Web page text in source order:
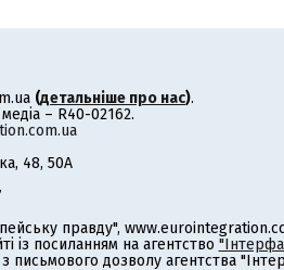
(детальніше про нас).
– R40-02162.
48, 50А
правду",
із посиланням на агентство
дозволу агентства